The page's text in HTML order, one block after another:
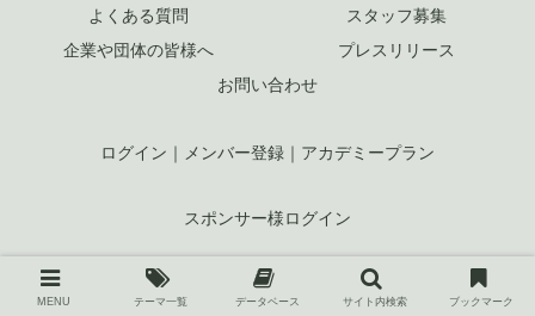
よくある質問
スタッフ募集
企業や団体の皆様へ
プレスリリース
お問い合わせ
ログイン ｜ メンバー登録 ｜ アカデミープラン
スポンサー様ログイン
© 2023 ジュエリークラフト by KELLCH Co., Ltd. （ 株式会社ケル
MENU テーマ一覧 データベース サイト内検索 ブックマーク